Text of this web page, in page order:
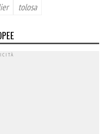
tolosa